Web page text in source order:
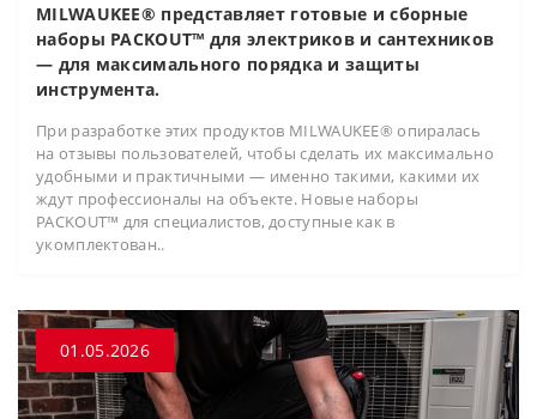
MILWAUKEE® представляет готовые и сборные
наборы PACKOUT™ для электриков и сантехников
— для максимального порядка и защиты
инструмента.
При разработке этих продуктов MILWAUKEE® опиралась
на отзывы пользователей, чтобы сделать их максимально
удобными и практичными — именно такими, какими их
ждут профессионалы на объекте. Новые наборы
PACKOUT™ для специалистов, доступные как в
укомплектован..
01.05.2026